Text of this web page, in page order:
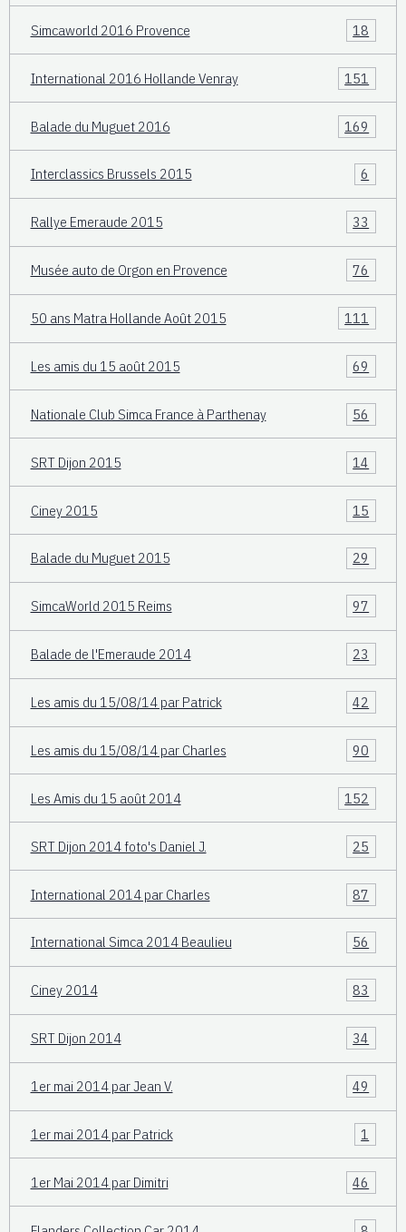
Simcaworld 2016 Provence 18
International 2016 Hollande Venray 151
Balade du Muguet 2016 169
Interclassics Brussels 2015 6
Rallye Emeraude 2015 33
Musée auto de Orgon en Provence 76
50 ans Matra Hollande Août 2015 111
Les amis du 15 août 2015 69
Nationale Club Simca France à Parthenay 56
SRT Dijon 2015 14
Ciney 2015 15
Balade du Muguet 2015 29
SimcaWorld 2015 Reims 97
Balade de l'Emeraude 2014 23
Les amis du 15/08/14 par Patrick 42
Les amis du 15/08/14 par Charles 90
Les Amis du 15 août 2014 152
SRT Dijon 2014 foto's Daniel J. 25
International 2014 par Charles 87
International Simca 2014 Beaulieu 56
Ciney 2014 83
SRT Dijon 2014 34
1er mai 2014 par Jean V. 49
1er mai 2014 par Patrick 1
1er Mai 2014 par Dimitri 46